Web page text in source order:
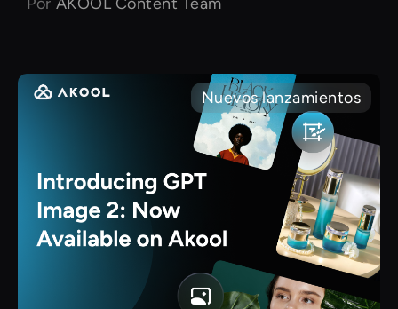
Nuevos lanzamientos